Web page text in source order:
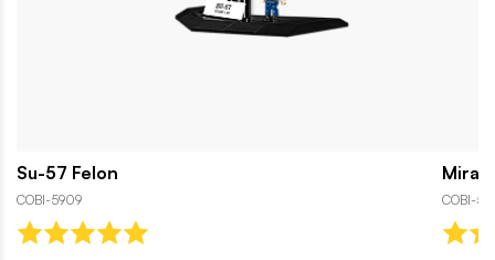
Su-57 Felon
COBI-5909 COBI-